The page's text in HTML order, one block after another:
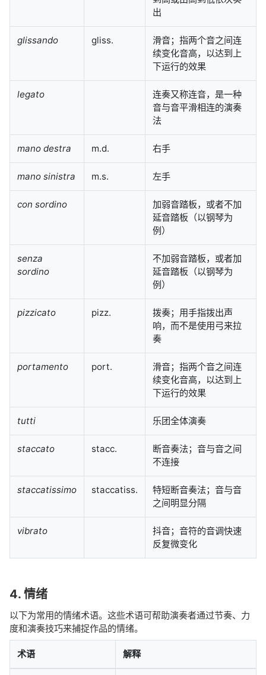
出
glissando gliss.
滑音；指两个音之间连
续变化音高，以达到上
下运行的效果
legato
连奏又称连音，是一种
音与音平滑相连的演奏
法
mano destra m.d. 右手
mano sinistra m.s. 左手
con sordino
加弱音踏板，或者不加
延音踏板（以钢琴为
例）
senza
sordino
不加弱音踏板，或者加
延音踏板（以钢琴为
例）
pizzicato pizz.
拨奏；用手指拨出声
响，而不是使用弓来拉
奏
portamento port.
滑音；指两个音之间连
续变化音高，以达到上
下运行的效果
tutti 乐团全体演奏
staccato stacc.
断音奏法；音与音之间
不连接
staccatissimo staccatiss.
特短断音奏法；音与音
之间明显分隔
vibrato
抖音；音符的音调快速
反复微变化
4. 情绪
以下为常用的情绪术语。这些术语可帮助演奏者通过节奏、力
度和演奏技巧来捕捉作品的情绪。
术语 解释